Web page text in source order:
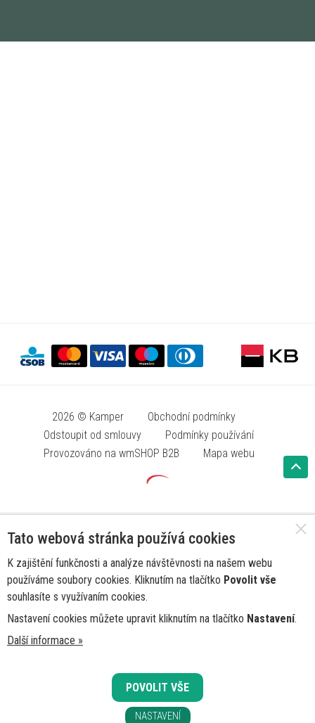
2026 © Kamper
Obchodní podmínky
Odstoupit od smlouvy
Podmínky používání
Provozováno na wmSHOP B2B
Mapa webu
Tato webová stránka používá cookies
K zajištění funkčnosti a analýze návštěvnosti na našem webu
používáme soubory cookies. Kliknutím na tlačítko Povolit vše
souhlasíte s využívaním cookies.
Nastavení cookies můžete upravit kliknutím na tlačítko Nastavení.
Další informace »
POVOLIT VŠE
NASTAVENÍ